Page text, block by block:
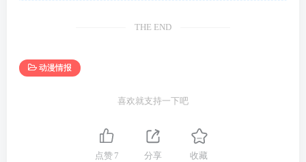
THE END
动漫情报
喜欢就支持一下吧
点赞 7 分享 收藏